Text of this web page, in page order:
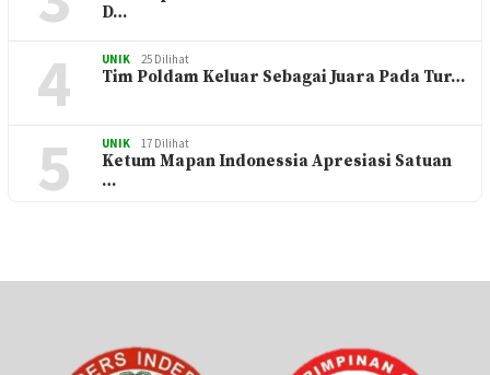
D…
4 UNIK 25 Dilihat
Tim Poldam Keluar Sebagai Juara Pada Tur…
5 UNIK 17 Dilihat
Ketum Mapan Indonessia Apresiasi Satuan
…